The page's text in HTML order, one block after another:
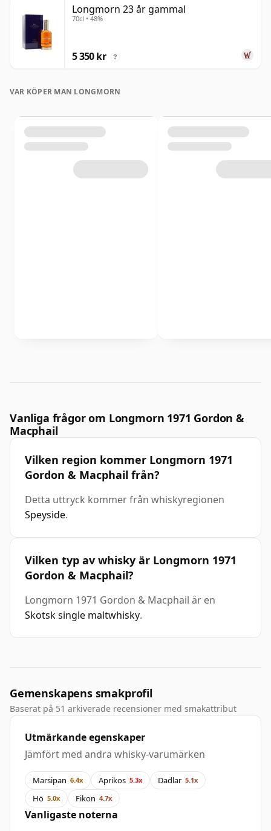
Longmorn 23 år gammal
70cl • 48%
5 350 kr ?
VAR KÖPER MAN LONGMORN
Vanliga frågor om Longmorn 1971 Gordon &
Macphail
Vilken region kommer Longmorn 1971
Gordon & Macphail från?
Detta uttryck kommer från whiskyregionen
Speyside.
Vilken typ av whisky är Longmorn 1971
Gordon & Macphail?
Longmorn 1971 Gordon & Macphail är en
Skotsk single maltwhisky.
Gemenskapens smakprofil
Baserat på 51 arkiverade recensioner med smakattribut
Utmärkande egenskaper
Jämfört med andra whisky-varumärken
Marsipan 6.4x Aprikos 5.3x Dadlar 5.1x
Hö 5.0x Fikon 4.7x
Vanligaste noterna